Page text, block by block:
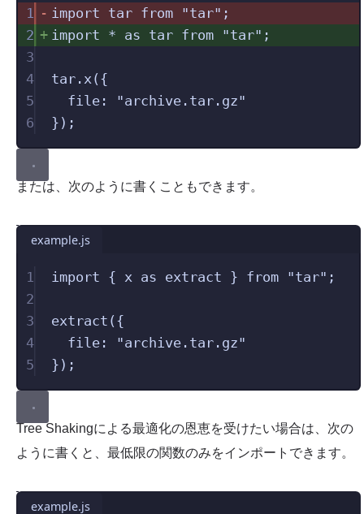
1 import tar from "tar" ;
2
import * as tar from "tar" ;
3
4
tar . x({
5
file : "archive.tar.gz"
6
});
または、次のように書くこともできます。
example.js
1 import { x as extract } from "tar" ;
2
3
extract ({
4
file : "archive.tar.gz"
5
});
Tree Shakingによる最適化の恩恵を受けたい場合は、次の
ように書くと、最低限の関数のみをインポートできます。
example.js